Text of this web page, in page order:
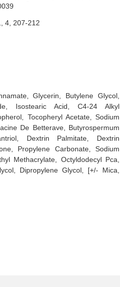
4, 207-212
Glycerin, Butylene Glycol,
Isostearic Acid, C4-24 Alkyl
Tocopheryl Acetate, Sodium
De Betterave, Butyrospermum
Dextrin Palmitate, Dextrin
Propylene Carbonate, Sodium
Methacrylate, Octyldodecyl Pca,
Dipropylene Glycol, [+/- Mica,